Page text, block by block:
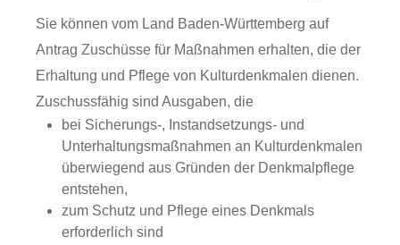
Sie können vom Land Baden-Württemberg auf
Antrag Zuschüsse für Maßnahmen erhalten, die der
Erhaltung und Pflege von Kulturdenkmalen dienen.
Zuschussfähig sind Ausgaben, die
bei Sicherungs-, Instandsetzungs- und
Unterhaltungsmaßnahmen an Kulturdenkmalen
überwiegend aus Gründen der Denkmalpflege
entstehen,
zum Schutz und Pflege eines Denkmals
erforderlich sind